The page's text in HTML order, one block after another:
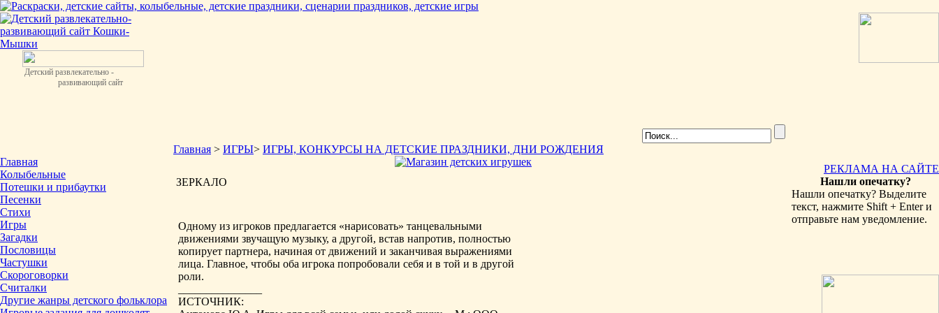
Детский развлекательно -
развивающий сайт
Главная
Колыбельные
Потешки и прибаутки
Песенки
Стихи
Игры
Загадки
Пословицы
Частушки
Скороговорки
Считалки
Другие жанры детского фольклора
Главная > ИГРЫ> ИГРЫ, КОНКУРСЫ НА ДЕТСКИЕ ПРАЗДНИКИ, ДНИ РОЖДЕНИЯ
ЗЕРКАЛО
Одному из игроков предлагается «нарисовать» танцевальными
движениями звучащую музыку, а другой, встав напротив, полностью
копирует партнера, начиная от движений и заканчивая выражениями
лица. Главное, чтобы оба игрока попробовали себя и в той и в другой
роли.
ИСТОЧНИК:
РЕКЛАМА НА САЙТЕ
Нашли опечатку?
Нашли опечатку? Выделите
текст, нажмите Shift + Enter и
отправьте нам уведомление.